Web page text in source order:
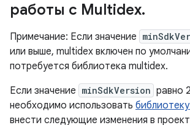
работы с Multidex.
Примечание: Если значение
или выше, multidex включен по
потребуется библиотека multidex.
Если значение minSdkVersion равно
необходимо использовать
внести следующие изменения в